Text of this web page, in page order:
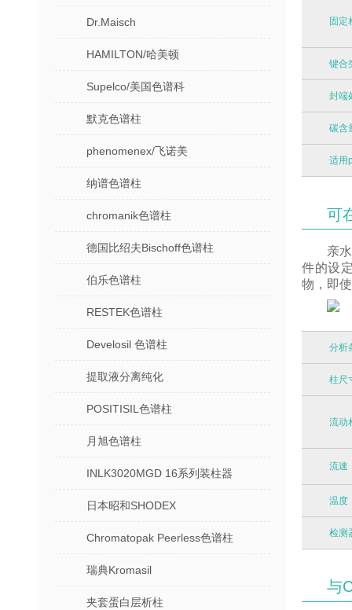
Dr.Maisch
HAMILTON/哈美顿
Supelco/美国色谱科
默克色谱柱
phenomenex/飞诺美
纳谱色谱柱
chromanik色谱柱
德国比绍夫Bischoff色谱柱
伯乐色谱柱
RESTEK色谱柱
Develosil 色谱柱
提取液分离纯化
POSITISIL色谱柱
月旭色谱柱
INLK3020MGD 16系列装柱器
日本昭和SHODEX
Chromatopak Peerless色谱柱
瑞典Kromasil
夹套蛋白层析柱
固定
键合
封端
碳含
适用
可
亲
件的设
物，即
分析
柱尺
流动
流速
温度
检测
与